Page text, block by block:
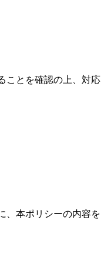
ことを確認の上、対応
、本ポリシーの内容を